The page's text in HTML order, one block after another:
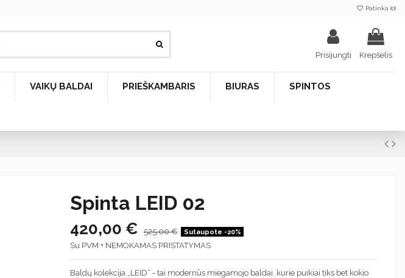
Patinka (0)
Prisijungti Krepšelis
VAIKŲ BALDAI PRIEŠKAMBARIS BIURAS SPINTOS
Spinta LEID 02
420,00 € 525,00 € Sutaupote -20%
Su PVM + NEMOKAMAS PRISTATYMAS
Baldų kolekcija „LEID“ - tai modernūs miegamojo baldai, kurie puikiai tiks bet kokio